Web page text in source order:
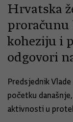
Hrvatska
proračunu
koheziju i
odgovori
Predsjednik
početku
aktivnosti u